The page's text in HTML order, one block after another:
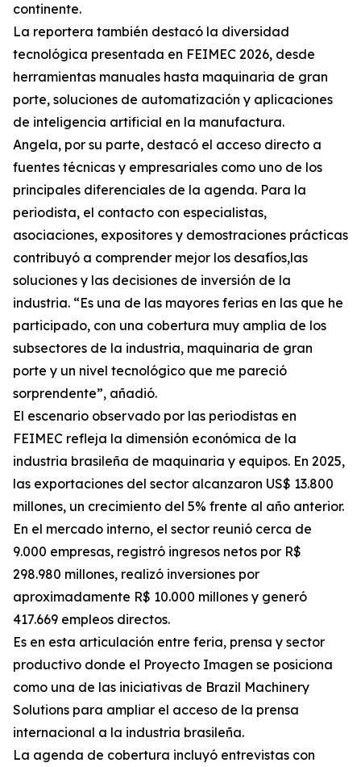
continente.
La reportera también destacó la diversidad
tecnológica presentada en FEIMEC 2026, desde
herramientas manuales hasta maquinaria de gran
porte, soluciones de automatización y aplicaciones
de inteligencia artificial en la manufactura.
Angela, por su parte, destacó el acceso directo a
fuentes técnicas y empresariales como uno de los
principales diferenciales de la agenda. Para la
periodista, el contacto con especialistas,
asociaciones, expositores y demostraciones prácticas
contribuyó a comprender mejor los desafíos,las
soluciones y las decisiones de inversión de la
industria. “Es una de las mayores ferias en las que he
participado, con una cobertura muy amplia de los
subsectores de la industria, maquinaria de gran
porte y un nivel tecnológico que me pareció
sorprendente”, añadió.
El escenario observado por las periodistas en
FEIMEC refleja la dimensión económica de la
industria brasileña de maquinaria y equipos. En 2025,
las exportaciones del sector alcanzaron US$ 13.800
millones, un crecimiento del 5% frente al año anterior.
En el mercado interno, el sector reunió cerca de
9.000 empresas, registró ingresos netos por R$
298.980 millones, realizó inversiones por
aproximadamente R$ 10.000 millones y generó
417.669 empleos directos.
Es en esta articulación entre feria, prensa y sector
productivo donde el Proyecto Imagen se posiciona
como una de las iniciativas de Brazil Machinery
Solutions para ampliar el acceso de la prensa
internacional a la industria brasileña.
La agenda de cobertura incluyó entrevistas con